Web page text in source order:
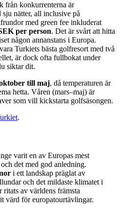
från konkurrenterna är
nätter, all inclusive på
med green fee inkluderat
per person. Det är svårt att hitta
någon annanstans i Europa.
Turkiets bästa golfresort med två
är dock ofta fullbokat under
siktar dit.
till maj, då temperaturen är
hetta. Våren (mars–maj) är
som vill kickstarta golfsäsongen.
.
varit en av Europas mest
det med god anledning.
i ett landskap präglat av
och det mildaste klimatet i
av världens främsta
värd för europatourtävlingar.